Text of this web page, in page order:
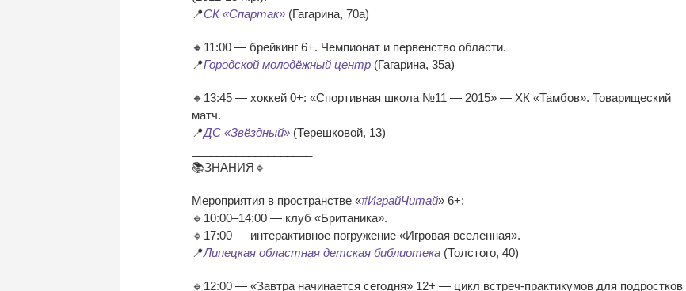
📍СК «Спартак» (Гагарина, 70а)
🔸11:00 — брейкинг 6+. Чемпионат и первенство области.
📍Городской молодёжный центр (Гагарина, 35а)
🔸13:45 — хоккей 0+: «Спортивная школа №11 — 2015» — ХК «Тамбов». Товарищеский
матч.
📍ДС «Звёздный» (Терешковой, 13)
📚ЗНАНИЯ🔹
Мероприятия в пространстве «#ИграйЧитай» 6+:
🔹10:00–14:00 — клуб «Британика».
🔹17:00 — интерактивное погружение «Игровая вселенная».
📍Липецкая областная детская библиотека (Толстого, 40)
🔹12:00 — «Завтра начинается сегодня» 12+ — цикл встреч-практикумов для подростков